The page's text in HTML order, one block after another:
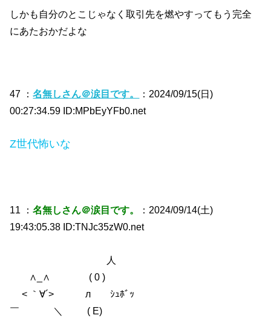
しかも自分のとこじゃなく取引先を燃やすってもう完全
にあたおかだよな
47 ：名無しさん＠涙目です。
：2024/09/15(日)
00:27:34.59 ID:MPbEyYFb0.net
Z世代怖いな
11 ：名無しさん＠涙目です。
：2024/09/14(土)
19:43:05.38 ID:TNJc35zW0.net
人
∧_∧ ( 0 )
< ｀∀´> л ｼｭﾎﾞｯ
￣ ＼ ( E)